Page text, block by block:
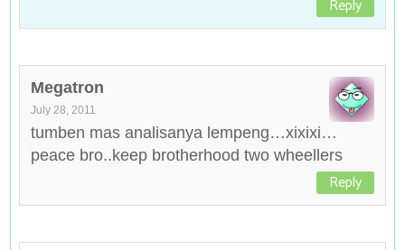
Reply
Megatron
July 28, 2011
tumben mas analisanya lempeng…xixixi…
peace bro..keep brotherhood two wheellers
Reply